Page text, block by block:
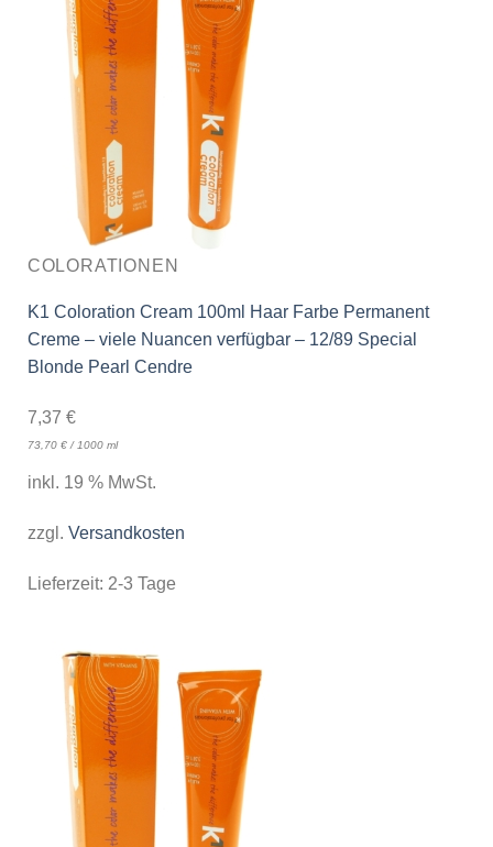
COLORATIONEN
K1 Coloration Cream 100ml Haar Farbe Permanent
Creme – viele Nuancen verfügbar – 12/89 Special
Blonde Pearl Cendre
7,37 €
73,70 €/ 1000 ml
inkl. 19 % MwSt.
zzgl. Versandkosten
Lieferzeit: 2-3 Tage